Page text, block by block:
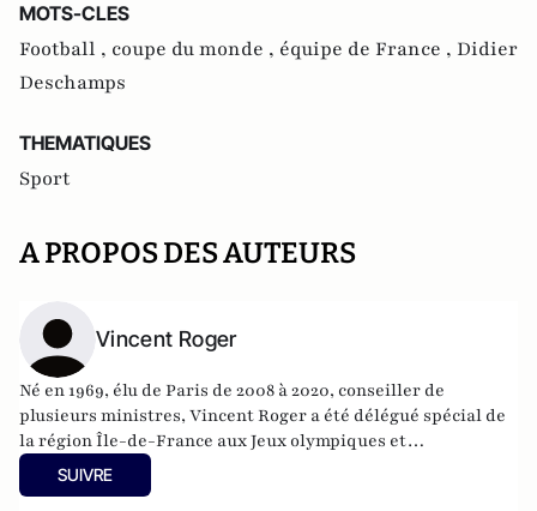
MOTS-CLES
Football , coupe du monde , équipe de France , Didier
Deschamps
THEMATIQUES
Sport
A PROPOS DES AUTEURS
Vincent Roger
Né en 1969, élu de Paris de 2008 à 2020, conseiller de
plusieurs ministres, Vincent Roger a été délégué spécial de
la région Île-de-France aux Jeux olympiques et
paralympiques de 2017 à 2021.
SUIVRE